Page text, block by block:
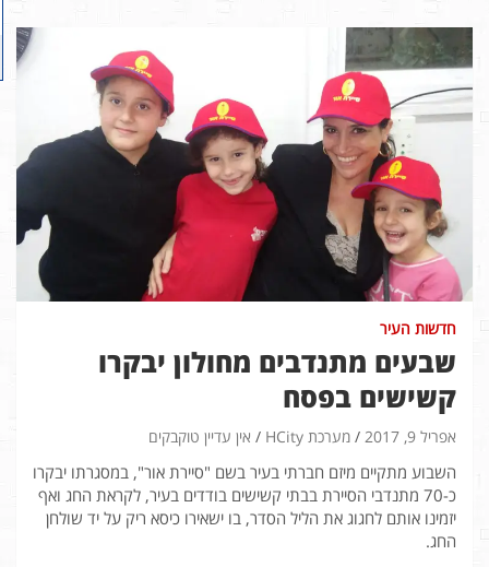
חדשות העיר
שבעים מתנדבים מחולון יבקרו
קשישים בפסח
אפריל 9, 2017 מערכת HCity אין עדיין טוקבקים
השבוע מתקיים מיזם חברתי בעיר בשם "סיירת אור", במסגרתו יבקרו
כ-70 מתנדבי הסיירת בבתי קשישים בודדים בעיר, לקראת החג ואף
יזמינו אותם לחגוג את הליל הסדר, בו ישאירו כיסא ריק על יד שולחן
החג.